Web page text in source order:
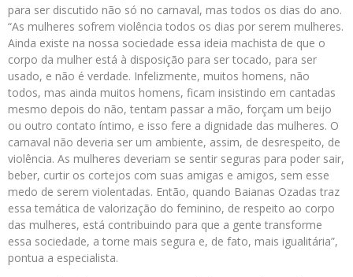
para ser discutido não só no carnaval, mas todos os dias do ano.
“As mulheres sofrem violência todos os dias por serem mulheres.
Ainda existe na nossa sociedade essa ideia machista de que o
corpo da mulher está à disposição para ser tocado, para ser
usado, e não é verdade. Infelizmente, muitos homens, não
todos, mas ainda muitos homens, ficam insistindo em cantadas
mesmo depois do não, tentam passar a mão, forçam um beijo
ou outro contato íntimo, e isso fere a dignidade das mulheres. O
carnaval não deveria ser um ambiente, assim, de desrespeito, de
violência. As mulheres deveriam se sentir seguras para poder sair,
beber, curtir os cortejos com suas amigas e amigos, sem esse
medo de serem violentadas. Então, quando Baianas Ozadas traz
essa temática de valorização do feminino, de respeito ao corpo
das mulheres, está contribuindo para que a gente transforme
essa sociedade, a torne mais segura e, de fato, mais igualitária”,
pontua a especialista.